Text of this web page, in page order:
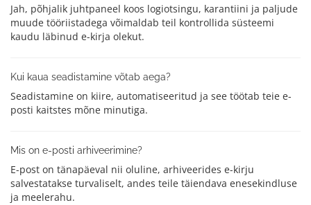
Jah, põhjalik juhtpaneel koos logiotsingu, karantiini ja paljude
muude tööriistadega võimaldab teil kontrollida süsteemi
kaudu läbinud e-kirja olekut.
Kui kaua seadistamine võtab aega?
Seadistamine on kiire, automatiseeritud ja see töötab teie e-
posti kaitstes mõne minutiga.
Mis on e-posti arhiveerimine?
E-post on tänapäeval nii oluline, arhiveerides e-kirju
salvestatakse turvaliselt, andes teile täiendava enesekindluse
ja meelerahu.